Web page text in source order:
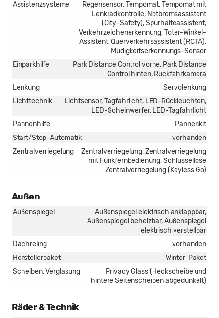
Assistenzsysteme
Regensensor, Tempomat, Tempomat mit
Lenkradkontrolle, Notbremsassistent
(City-Safety), Spurhalteassistent,
Verkehrzeichenerkennung, Toter-Winkel-
Assistent, Querverkehrsassistent (RCTA),
Müdigkeitserkennungs-Sensor
Einparkhilfe
Park Distance Control vorne, Park Distance
Control hinten, Rückfahrkamera
Lenkung
Servolenkung
Lichttechnik
Lichtsensor, Tagfahrlicht, LED-Rückleuchten,
LED-Scheinwerfer, LED-Tagfahrlicht
Pannenhilfe
Pannenkit
Start/Stop-Automatik
vorhanden
Zentralverriegelung
Zentralverriegelung, Zentralverriegelung
mit Funkfernbedienung, Schlüssellose
Zentralverriegelung (Keyless Go)
Außen
Außenspiegel
Außenspiegel elektrisch anklappbar,
Außenspiegel beheizbar, Außenspiegel
elektrisch verstellbar
Dachreling
vorhanden
Herstellerpaket
Winter-Paket
Scheiben, Verglasung
Privacy Glass (Heckscheibe und
hintere Seitenscheiben abgedunkelt)
Räder & Technik